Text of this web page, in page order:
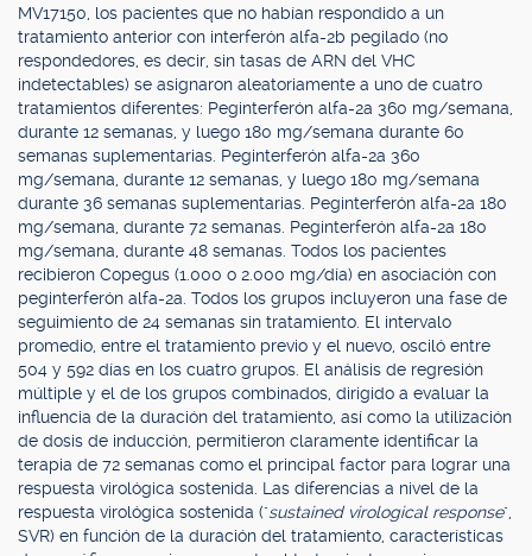
MV17150, los pacientes que no habían respondido a un
tratamiento anterior con interferón alfa-2b pegilado (no
respondedores, es decir, sin tasas de ARN del VHC
indetectables) se asignaron aleatoriamente a uno de cuatro
tratamientos diferentes: Peginterferón alfa-2a 360 mg/semana,
durante 12 semanas, y luego 180 mg/semana durante 60
semanas suplementarias. Peginterferón alfa-2a 360
mg/semana, durante 12 semanas, y luego 180 mg/semana
durante 36 semanas suplementarias. Peginterferón alfa-2a 180
mg/semana, durante 72 semanas. Peginterferón alfa-2a 180
mg/semana, durante 48 semanas. Todos los pacientes
recibieron Copegus (1.000 o 2.000 mg/día) en asociación con
peginterferón alfa-2a. Todos los grupos incluyeron una fase de
seguimiento de 24 semanas sin tratamiento. El intervalo
promedio, entre el tratamiento previo y el nuevo, osciló entre
504 y 592 días en los cuatro grupos. El análisis de regresión
múltiple y el de los grupos combinados, dirigido a evaluar la
influencia de la duración del tratamiento, así como la utilización
de dosis de inducción, permitieron claramente identificar la
terapia de 72 semanas como el principal factor para lograr una
respuesta virológica sostenida. Las diferencias a nivel de la
respuesta virológica sostenida ("sustained virological response",
SVR) en función de la duración del tratamiento, características